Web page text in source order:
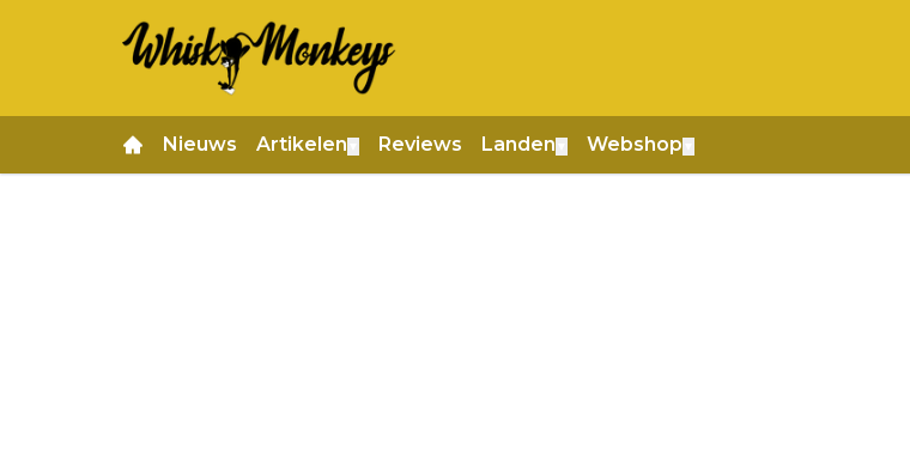
Nieuws Artikelen Reviews Landen Webshop